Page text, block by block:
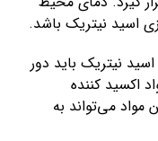
اسید نیتریک باشد.
نیتریک باید دور
اکسید کننده
مواد می‌تواند به